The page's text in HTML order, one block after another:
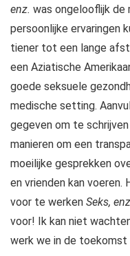
enz. was ongelooflijk de
persoonlijke ervaringen
tiener tot een lange
een Aziatische
goede seksuele
medische setting.
gegeven om te
manieren om een
moeilijke gesprekken
en vrienden kan voeren.
voor te werken Seks,
voor! Ik kan niet
werk we in de toekomst